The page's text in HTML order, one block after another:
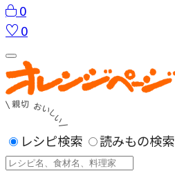
0
0
レシピ検索 読みもの検索